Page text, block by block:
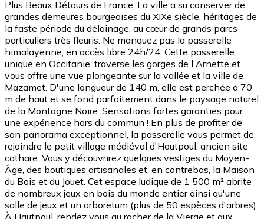
Plus Beaux Détours de France. La ville a su conserver de
grandes demeures bourgeoises du XIXe siècle, héritages de
la faste période du délainage, au cœur de grands parcs
particuliers très fleuris. Ne manquez pas la passerelle
himalayenne, en accès libre 24h/24. Cette passerelle
unique en Occitanie, traverse les gorges de l'Arnette et
vous offre une vue plongeante sur la vallée et la ville de
Mazamet. D'une longueur de 140 m, elle est perchée à 70
m de haut et se fond parfaitement dans le paysage naturel
de la Montagne Noire. Sensations fortes garanties pour
une expérience hors du commun ! En plus de profiter de
son panorama exceptionnel, la passerelle vous permet de
rejoindre le petit village médiéval d'Hautpoul, ancien site
cathare. Vous y découvrirez quelques vestiges du Moyen-
Âge, des boutiques artisanales et, en contrebas, la Maison
du Bois et du Jouet. Cet espace ludique de 1 500 m² abrite
de nombreux jeux en bois du monde entier ainsi qu'une
salle de jeux et un arboretum (plus de 50 espèces d'arbres).